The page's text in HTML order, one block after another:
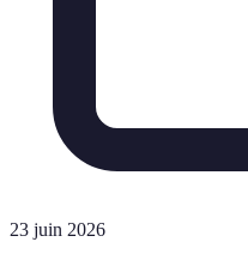
23 juin 2026